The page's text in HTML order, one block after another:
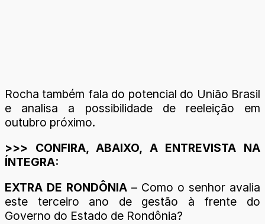
Rocha também fala do potencial do União Brasil
e analisa a possibilidade de reeleição em
outubro próximo.
>>> CONFIRA, ABAIXO, A ENTREVISTA NA
ÍNTEGRA:
EXTRA DE RONDÔNIA – Como o senhor avalia
este terceiro ano de gestão à frente do
Governo do Estado de Rondônia?